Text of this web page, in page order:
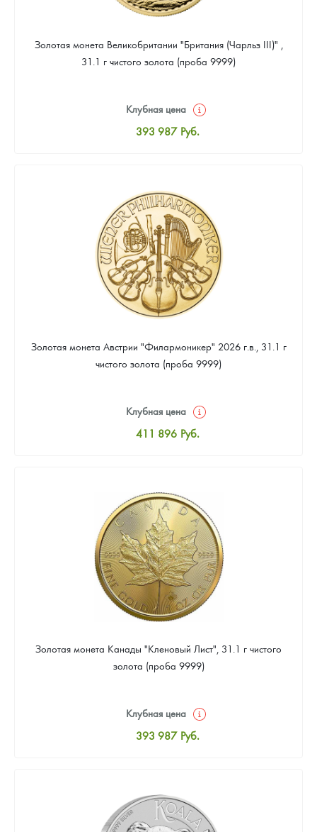
Золотая монета Великобритании "Британия (Чарльз III)" ,
31.1 г чистого золота (проба 9999)
Клубная цена
393 987 Руб.
Цена выкупа
374 288 Руб.
Золотая монета Австрии "Филармоникер" 2026 г.в., 31.1 г
чистого золота (проба 9999)
Клубная цена
411 896 Руб.
Цена выкупа
379 661 Руб.
Золотая монета Канады "Кленовый Лист", 31.1 г чистого
золота (проба 9999)
Клубная цена
393 987 Руб.
Цена выкупа
374 288 Руб.